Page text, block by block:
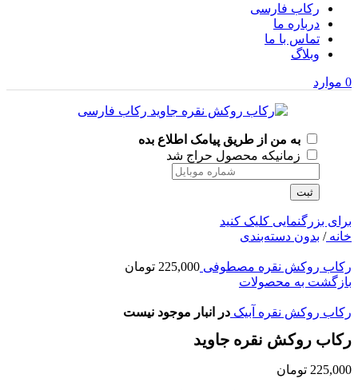
رکاب فارسی
درباره ما
تماس با ما
وبلاگ
0 موارد
به من از طریق پیامک اطلاع بده
زمانیکه محصول حراج شد
ثبت
برای بزرگنمایی کلیک کنید
خانه/ بدون دسته‌بندی
رکاب روکش نقره مصطوفی 225,000 تومان
بازگشت به محصولات
رکاب روکش نقره آبیک در انبار موجود نیست
رکاب روکش نقره جاوید
225,000 تومان